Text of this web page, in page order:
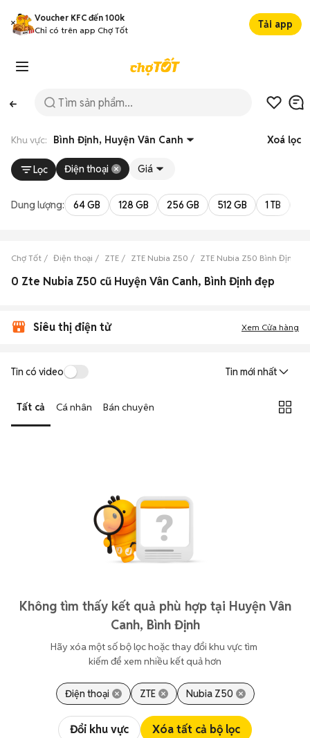
Voucher KFC đến 100k
Chỉ có trên app Chợ Tốt
Tải app
Khu vực: Bình Định, Huyện Vân Canh Xoá lọc
Lọc Điện thoại Giá
Dung lượng: 64 GB 128 GB 256 GB 512 GB 1 TB
Chợ Tốt Điện thoại ZTE ZTE Nubia Z50 ZTE Nubia Z50 Bình Định
0 Zte Nubia Z50 cũ Huyện Vân Canh, Bình Định đẹp
Siêu thị điện tử Xem Cửa hàng
Tin có video Tin mới nhất
Tất cả Cá nhân Bán chuyên
Không tìm thấy kết quả phù hợp tại Huyện Vân
Canh, Bình Định
Hãy xóa một số bộ lọc hoặc thay đổi khu vực tìm
kiếm để xem nhiều kết quả hơn
Điện thoại ZTE Nubia Z50
Đổi khu vực Xóa tất cả bộ lọc